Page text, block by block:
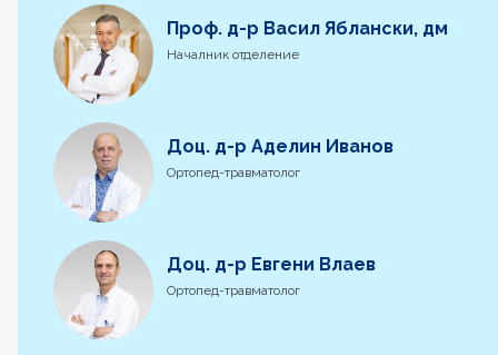
Проф. д-р Васил Яблански, дм
Началник отделение
Доц. д-р Аделин Иванов
Ортопед-травматолог
Доц. д-р Евгени Влаев
Ортопед-травматолог